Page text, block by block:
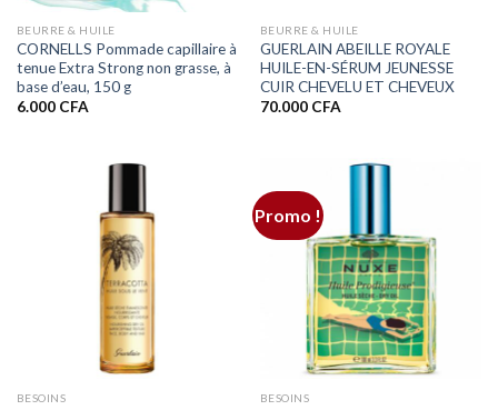
BEURRE & HUILE
CORNELLS Pommade capillaire à
tenue Extra Strong non grasse, à
base d’eau, 150 g
6.000 CFA
BEURRE & HUILE
GUERLAIN ABEILLE ROYALE
HUILE-EN-SÉRUM JEUNESSE
CUIR CHEVELU ET CHEVEUX
70.000 CFA
BESOINS
Promo !
BESOINS